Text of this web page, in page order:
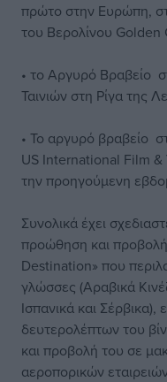
πρώτο στην Ευρώπη,
του Βερολίνου Golden
• το Αργυρό Βραβείο
Ταινιών στη Ρίγα της
• Το αργυρό βραβείο
US International Film &
την προηγούμενη
Συνολικά έχει
προώθηση και
Destination» που
γλώσσες (Αραβικά
Ισπανικά και
δευτερολέπτων του
και προβολή του σε
αεροπορικών